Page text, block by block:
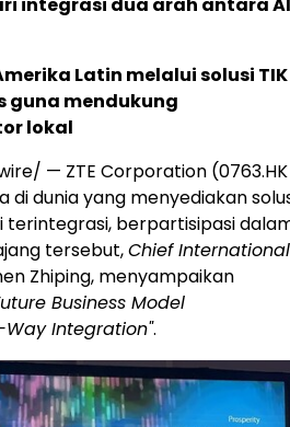
Latin melalui solusi TIK
guna mendukung
lokal
— ZTE Corporation
di dunia yang menyediakan
terintegrasi, berpartisipasi
tersebut,Chief International
Zhiping, menyampaikan
Business Model
Integration".